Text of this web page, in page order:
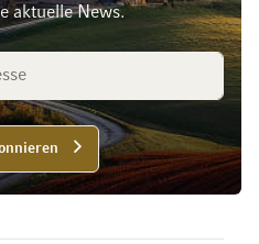
aktuelle News.